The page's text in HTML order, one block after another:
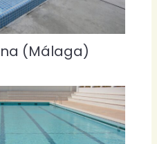
(Málaga)